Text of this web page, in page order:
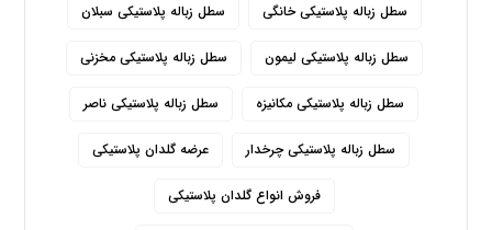
سطل زباله پلاستیکی خانگی سطل زباله پلاستیکی سبلان
سطل زباله پلاستیکی لیمون سطل زباله پلاستیکی مخزنی
سطل زباله پلاستیکی مکانیزه سطل زباله پلاستیکی ناصر
سطل زباله پلاستیکی چرخدار عرضه گلدان پلاستیکی
فروش انواع گلدان پلاستیکی